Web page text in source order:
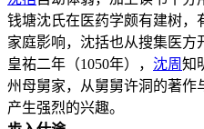
钱塘沈氏在医药学颇有建树，
家庭影响，沈括也从搜集医方
皇祐二年（1050年）， 沈周知
州母舅家，从舅舅许洞的著作
产生强烈的兴趣。